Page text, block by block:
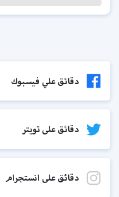
دقائق علي فيسبوك
دقائق على تويتر
دقائق على انستجرام